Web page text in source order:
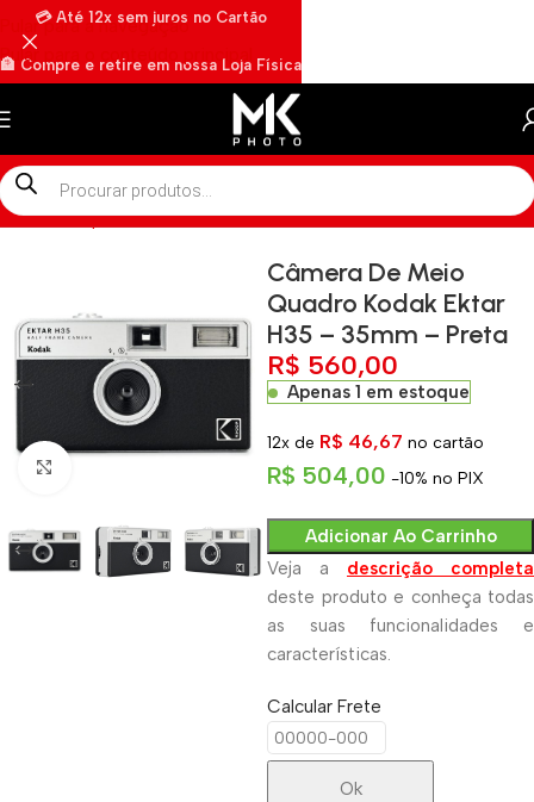
Pular para a navegação
Pular para o conteúdo principal
Início»Shop»Câmera De Meio Quadro Kodak Ektar H35 –
Câmera De Meio
Quadro Kodak Ektar
H35 – 35mm – Preta
R$ 560,00
Apenas 1 em estoque
12x de R$ 46,67 no cartão
R$ 504,00 -10% no PIX
Adicionar Ao Carrinho
Veja a descrição completa
deste produto e conheça todas
as suas funcionalidades e
características.
Calcular Frete
Ok
💳 Até 12x sem juros no Cartão
🏦 Compre e retire em nossa Loja Física
🏍️ Envios rápidos por Motoboy